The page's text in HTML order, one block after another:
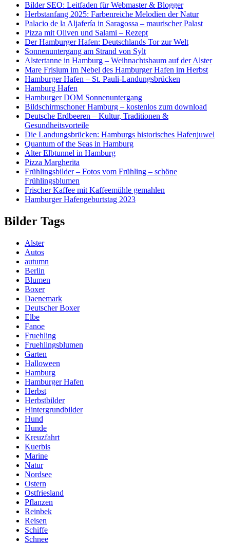
Bilder SEO: Leitfaden für Webmaster & Blogger
Herbstanfang 2025: Farbenreiche Melodien der Natur
Palacio de la Aljafería in Saragossa – maurischer Palast
Pizza mit Oliven und Salami – Rezept
Der Hamburger Hafen: Deutschlands Tor zur Welt
Sonnenuntergang am Strand von Sylt
Alstertanne in Hamburg – Weihnachtsbaum auf der Alster
Mare Frisium im Nebel des Hamburger Hafen im Herbst
Hamburger Hafen – St. Pauli-Landungsbrücken
Hamburg Hafen
Hamburger DOM Sonnenuntergang
Bildschirmschoner Hamburg – kostenlos zum download
Deutsche Erdbeeren – Kultur, Traditionen &
Gesundheitsvorteile
Die Landungsbrücken: Hamburgs historisches Hafenjuwel
Quantum of the Seas in Hamburg
Alter Elbtunnel in Hamburg
Pizza Margherita
Frühlingsbilder – Fotos vom Frühling – schöne
Frühlingsblumen
Frischer Kaffee mit Kaffeemühle gemahlen
Hamburger Hafengeburtstag 2023
Bilder Tags
Alster
Autos
autumn
Berlin
Blumen
Boxer
Daenemark
Deutscher Boxer
Elbe
Fanoe
Fruehling
Fruehlingsblumen
Garten
Halloween
Hamburg
Hamburger Hafen
Herbst
Herbstbilder
Hintergrundbilder
Hund
Hunde
Kreuzfahrt
Kuerbis
Marine
Natur
Nordsee
Ostern
Ostfriesland
Pflanzen
Reinbek
Reisen
Schiffe
Schnee